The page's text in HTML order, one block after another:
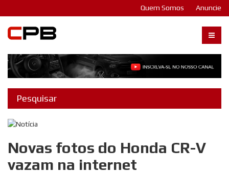
Quem Somos Anuncie
Novas fotos do Honda CR-V
vazam na internet